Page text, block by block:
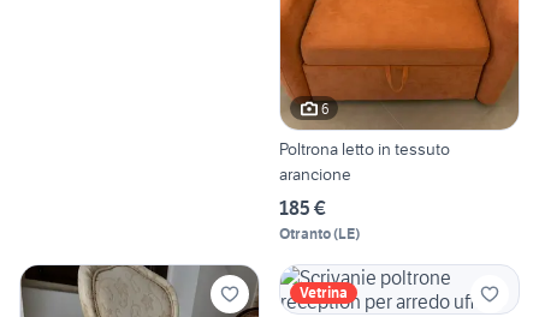
6
Poltrona letto in tessuto
arancione
185 €
Otranto(LE)
Vetrina